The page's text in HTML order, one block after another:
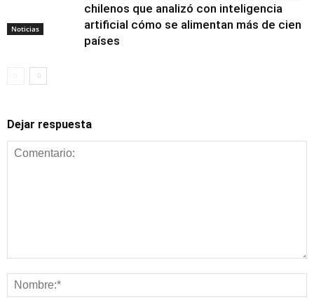
Noticias
Alimentación y
nutrición
chilenos que analizó con inteligencia
artificial cómo se alimentan más de cien
países
Dejar respuesta